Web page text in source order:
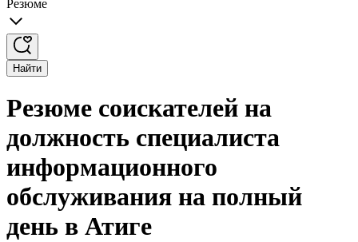
Резюме
Найти
Резюме соискателей на
должность специалиста
информационного
обслуживания на полный
день в Атиге